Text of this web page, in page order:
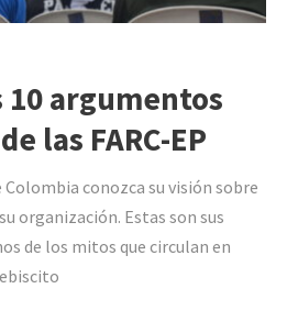
10 argumentos
las FARC-EP
conozca su visión sobre
organización. Estas son sus
de los mitos que circulan en